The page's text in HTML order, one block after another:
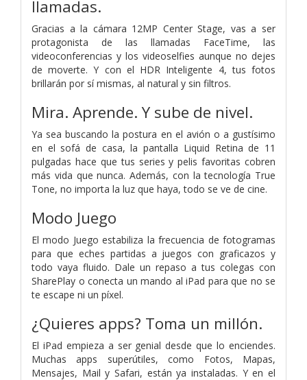
llamadas.
Gracias a la cámara 12MP Center Stage, vas a ser
protagonista de las llamadas FaceTime, las
videoconferencias y los videoselfies aunque no dejes
de moverte. Y con el HDR Inteligente 4, tus fotos
brillarán por sí mismas, al natural y sin filtros.
Mira. Aprende. Y sube de nivel.
Ya sea buscando la postura en el avión o a gustísimo
en el sofá de casa, la pantalla Liquid Retina de 11
pulgadas hace que tus series y pelis favoritas cobren
más vida que nunca. Además, con la tecnología True
Tone, no importa la luz que haya, todo se ve de cine.
Modo Juego
El modo Juego estabiliza la frecuencia de fotogramas
para que eches partidas a juegos con graficazos y
todo vaya fluido. Dale un repaso a tus colegas con
SharePlay o conecta un mando al iPad para que no se
te escape ni un píxel.
¿Quieres apps? Toma un millón.
El iPad empieza a ser genial desde que lo enciendes.
Muchas apps superútiles, como Fotos, Mapas,
Mensajes, Mail y Safari, están ya instaladas. Y en el